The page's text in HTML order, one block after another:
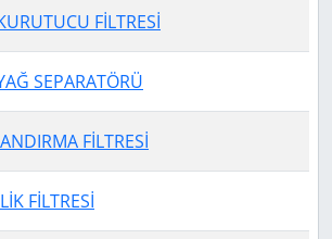
FİLTRESİ
SEPARATÖRÜ
FİLTRESİ
FİLTRESİ